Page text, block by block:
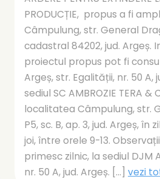
PRODUCȚIE, propus a fi
Câmpulung, str. General
cadastral 84202, jud. Argeș.
proiectul propus pot fi
Argeș, str. Egalității, nr. 50 A,
sediul SC AMBROZIE TERA &
localitatea Câmpulung, str.
P5, sc. B, ap. 3, jud. Argeș, în
joi, între orele 9-13.
primesc zilnic, la sediul DJM
nr. 50 A, jud. Argeș. [...] vezi